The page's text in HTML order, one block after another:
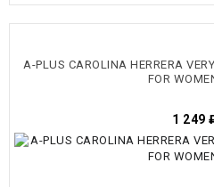
A-PLUS CAROLINA HERRERA
FOR
1 249